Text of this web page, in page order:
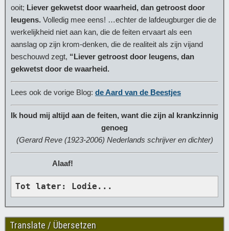
ooit; Liever gekwetst door waarheid, dan getroost door
leugens. Volledig mee eens! …echter de lafdeugburger die de
werkelijkheid niet aan kan, die de feiten ervaart als een
aanslag op zijn krom-denken, die de realiteit als zijn vijand
beschouwd zegt, “Liever getroost door leugens, dan
gekwetst door de waarheid.
Lees ook de vorige Blog: de Aard van de Beestjes
Ik houd mij altijd aan de feiten, want die zijn al krankzinnig
genoeg
(Gerard Reve (1923-2006) Nederlands schrijver en dichter)
Alaaf!
Tot later: Lodie...
Translate / Übersetzen